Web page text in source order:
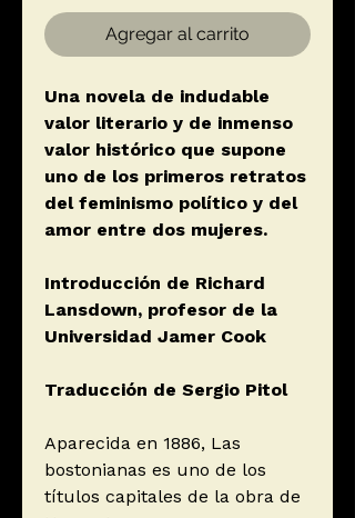
Agregar al carrito
Una novela de indudable
valor literario y de inmenso
valor histórico que supone
uno de los primeros retratos
del feminismo político y del
amor entre dos mujeres.
Introducción de Richard
Lansdown, profesor de la
Universidad Jamer Cook
Traducción de Sergio Pitol
Aparecida en 1886, Las
bostonianas es uno de los
títulos capitales de la obra de